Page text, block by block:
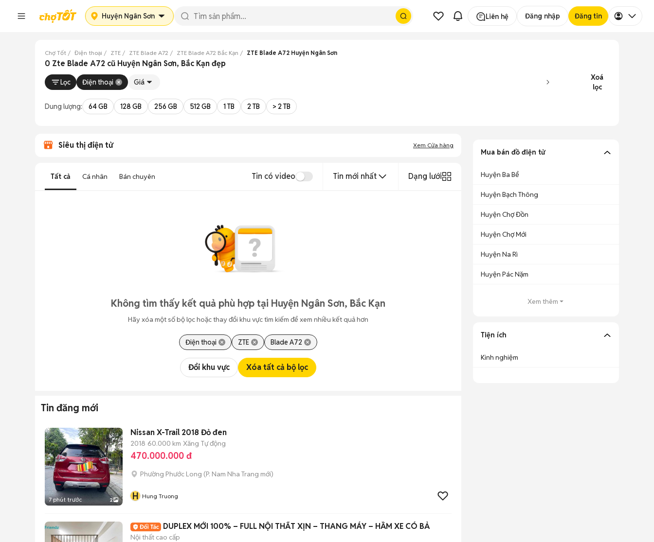
Huyện Ngân Sơn Liên hệ Đăng nhập Đăng tin
Chợ Tốt Điện thoại ZTE ZTE Blade A72 ZTE Blade A72 Bắc Kạn ZTE Blade A72 Huyện Ngân Sơn
0 Zte Blade A72 cũ Huyện Ngân Sơn, Bắc Kạn đẹp
Lọc Điện thoại Giá
Xoá
lọc
Dung lượng: 64 GB 128 GB 256 GB 512 GB 1 TB 2 TB > 2 TB
Siêu thị điện tử Xem Cửa hàng
Tất cả Cá nhân Bán chuyên Tin có video Tin mới nhất Dạng lưới
Không tìm thấy kết quả phù hợp tại Huyện Ngân Sơn, Bắc Kạn
Hãy xóa một số bộ lọc hoặc thay đổi khu vực tìm kiếm để xem nhiều kết quả hơn
Điện thoại ZTE Blade A72
Đổi khu vực Xóa tất cả bộ lọc
Tin đăng mới
7 phút trước 2
Nissan X-Trail 2018 Đỏ đen
2018 60.000 km Xăng Tự động
470.000.000 đ
Phường Phước Long (P. Nam Nha Trang mới)
H Hung Truong
DUPLEX MỚI 100% – FULL NỘI THẤT XỊN – THANG MÁY – HẦM XE CÓ BẢ
Nội thất cao cấp
Mua bán đồ điện tử
Huyện Ba Bể
Huyện Bạch Thông
Huyện Chợ Đồn
Huyện Chợ Mới
Huyện Na Rì
Huyện Pác Nặm
Xem thêm
Tiện ích
Kinh nghiệm